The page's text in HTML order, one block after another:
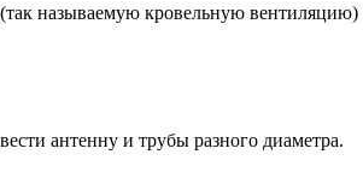
называемую кровельную вентиляцию)
антенну и трубы разного диаметра.